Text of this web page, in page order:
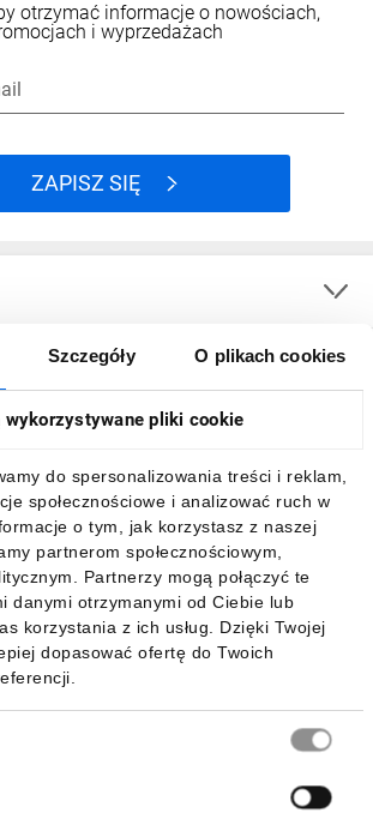
Szczegóły O plikach cookies
wykorzystywane pliki cookie
do spersonalizowania treści i reklam,
społecznościowe i analizować ruch w
o tym, jak korzystasz z naszej
partnerom społecznościowym,
Partnerzy mogą połączyć te
danymi otrzymanymi od Ciebie lub
korzystania z ich usług. Dzięki Twojej
dopasować ofertę do Twoich
otrzymać informacje o nowościach,
i wyprzedażach
ZAPISZ SIĘ
naszą aplikację mobilną: